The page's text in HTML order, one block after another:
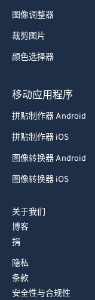
图像调整器
裁剪图片
颜色选择器
移动应用程序
拼贴制作器 Android
拼贴制作器 iOS
图像转换器 Android
图像转换器 iOS
关于我们
博客
捐
隐私
条款
安全性与合规性